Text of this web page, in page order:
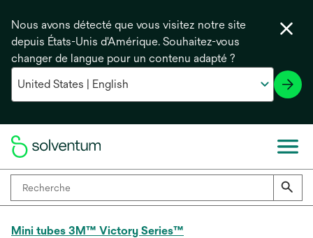
Nous avons détecté que vous visitez notre site
depuis États-Unis d'Amérique. Souhaitez-vous
changer de langue pour un contenu adapté ?
Mini tubes 3M™ Victory Series™